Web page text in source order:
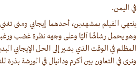
في اليمن.
ينتهي الفيلم بمشهدين، أحدهما إيجابي ومنى
وهو يحمل رشاشًا آليًا وعلى وجهه نظرة غضب
المظلم في الوقت الذي يشير إلى الحل الإيجابي
ونرى في التعاون بين أكرم ودانيال في الورشة